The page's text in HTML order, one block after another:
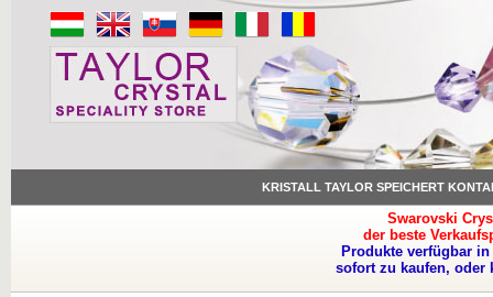
KRISTALL TAYLOR SPEICHERT
Swarovski
der beste
Produkte verfügbar
sofort zu kaufen, oder